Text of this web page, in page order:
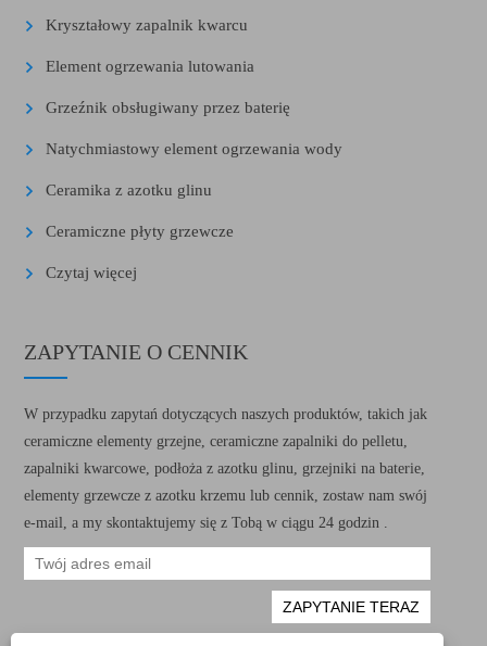
Kryształowy zapalnik kwarcu
Element ogrzewania lutowania
Grzeźnik obsługiwany przez baterię
Natychmiastowy element ogrzewania wody
Ceramika z azotku glinu
Ceramiczne płyty grzewcze
Czytaj więcej
ZAPYTANIE O CENNIK
W przypadku zapytań dotyczących naszych produktów, takich jak
ceramiczne elementy grzejne, ceramiczne zapalniki do pelletu,
zapalniki kwarcowe, podłoża z azotku glinu, grzejniki na baterie,
elementy grzewcze z azotku krzemu lub cennik, zostaw nam swój
e-mail, a my skontaktujemy się z Tobą w ciągu 24 godzin .